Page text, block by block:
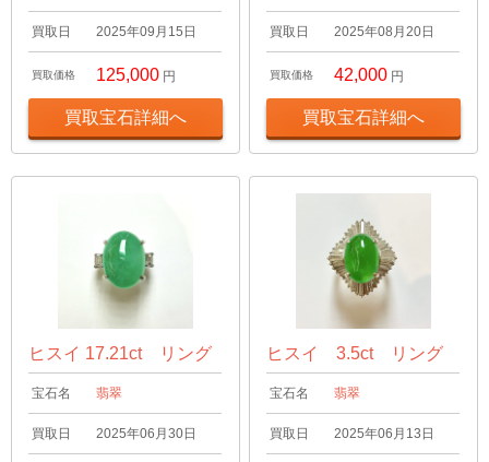
買取日 2025年09月15日
買取価格 125,000 円
買取宝石詳細へ
買取日 2025年08月20日
買取価格 42,000 円
買取宝石詳細へ
ヒスイ 17.21ct リング
宝石名 翡翠
買取日 2025年06月30日
ヒスイ 3.5ct リング
宝石名 翡翠
買取日 2025年06月13日